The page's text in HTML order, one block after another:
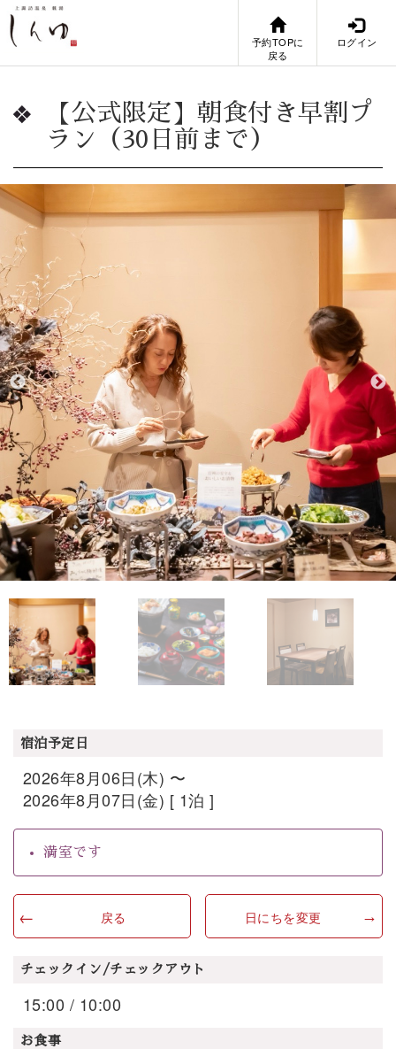
予約TOPに
戻る
ログイン
【公式限定】朝食付き早割プ
ラン（30日前まで）
宿泊予定日
2026年8月06日(木) 〜
2026年8月07日(金) [ 1泊 ]
満室です
戻る 日にちを変更
チェックイン/チェックアウト
15:00 / 10:00
お食事